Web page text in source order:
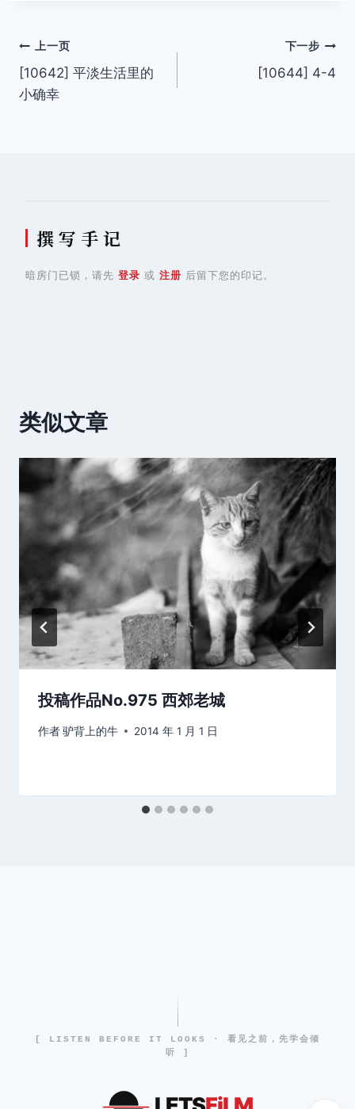
文
章
上一页
[10642] 平淡生活里的
小确幸
下一步
[10644] 4-4
撰 写 手 记
暗房门已锁，请先 登录 或 注册 后留下您的印记。
类似文章
投稿作品No.975 西郊老城
作者驴背上的牛 2014 年 1 月 1 日
[ LISTEN BEFORE IT LOOKS · 看见之前，先学会倾
听 ]